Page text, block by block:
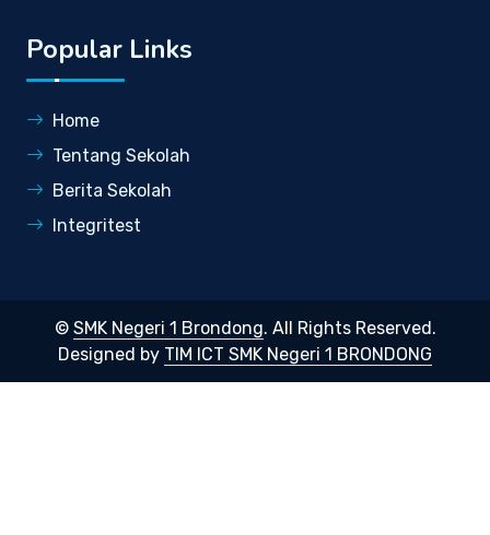
Popular Links
Home
Tentang Sekolah
Berita Sekolah
Integritest
© SMK Negeri 1 Brondong. All Rights Reserved.
Designed by TIM ICT SMK Negeri 1 BRONDONG